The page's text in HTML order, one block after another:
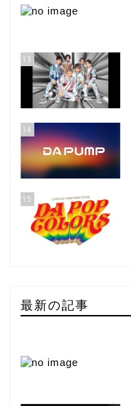
13
14
15
最新の記事